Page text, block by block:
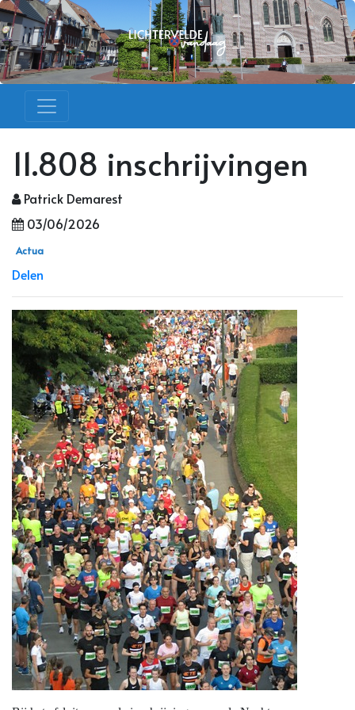
11.808 inschrijvingen
Patrick Demarest
03/06/2026
Actua
Delen